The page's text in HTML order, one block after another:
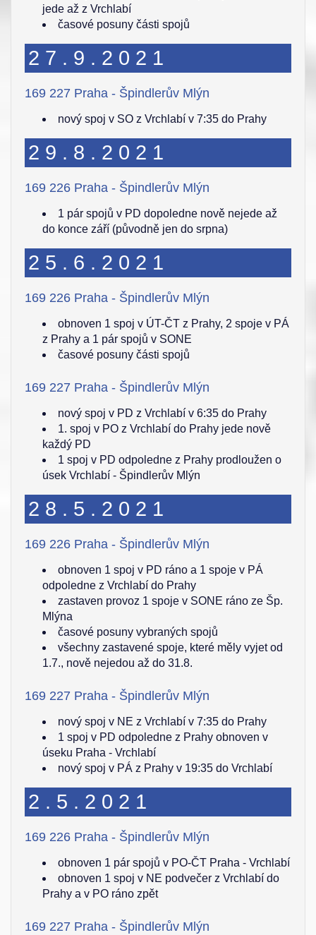
jede až z Vrchlabí
časové posuny části spojů
27.9.2021
169 227 Praha - Špindlerův Mlýn
nový spoj v SO z Vrchlabí v 7:35 do Prahy
29.8.2021
169 226 Praha - Špindlerův Mlýn
1 pár spojů v PD dopoledne nově nejede až
do konce září (původně jen do srpna)
25.6.2021
169 226 Praha - Špindlerův Mlýn
obnoven 1 spoj v ÚT-ČT z Prahy, 2 spoje v PÁ
z Prahy a 1 pár spojů v SONE
časové posuny části spojů
169 227 Praha - Špindlerův Mlýn
nový spoj v PD z Vrchlabí v 6:35 do Prahy
1. spoj v PO z Vrchlabí do Prahy jede nově
každý PD
1 spoj v PD odpoledne z Prahy prodloužen o
úsek Vrchlabí - Špindlerův Mlýn
28.5.2021
169 226 Praha - Špindlerův Mlýn
obnoven 1 spoj v PD ráno a 1 spoje v PÁ
odpoledne z Vrchlabí do Prahy
zastaven provoz 1 spoje v SONE ráno ze Šp.
Mlýna
časové posuny vybraných spojů
všechny zastavené spoje, které měly vyjet od
1.7., nově nejedou až do 31.8.
169 227 Praha - Špindlerův Mlýn
nový spoj v NE z Vrchlabí v 7:35 do Prahy
1 spoj v PD odpoledne z Prahy obnoven v
úseku Praha - Vrchlabí
nový spoj v PÁ z Prahy v 19:35 do Vrchlabí
2.5.2021
169 226 Praha - Špindlerův Mlýn
obnoven 1 pár spojů v PO-ČT Praha - Vrchlabí
obnoven 1 spoj v NE podvečer z Vrchlabí do
Prahy a v PO ráno zpět
169 227 Praha - Špindlerův Mlýn